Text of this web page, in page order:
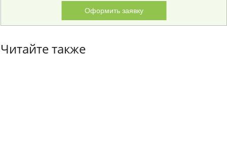
Оформить заявку
Читайте также